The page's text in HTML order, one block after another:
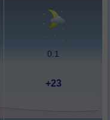
0.1
+23